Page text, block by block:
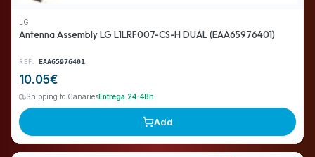
LG
Antenna Assembly LG L1LRF007-CS-H DUAL (EAA65976401)
REF: EAA65976401
10.05€
Shipping to CanariesEntrega 24-48h
Add